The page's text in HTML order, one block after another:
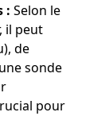
: Selon le
il peut
de
sonde
pour